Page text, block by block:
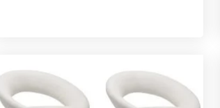
prijs
was:
€ 144,00.
prijs
is:
€ 102,00.